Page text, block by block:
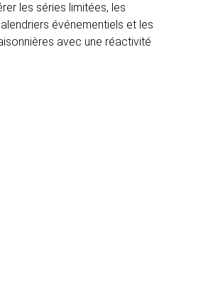
les séries limitées, les
événementiels et les
avec une réactivité